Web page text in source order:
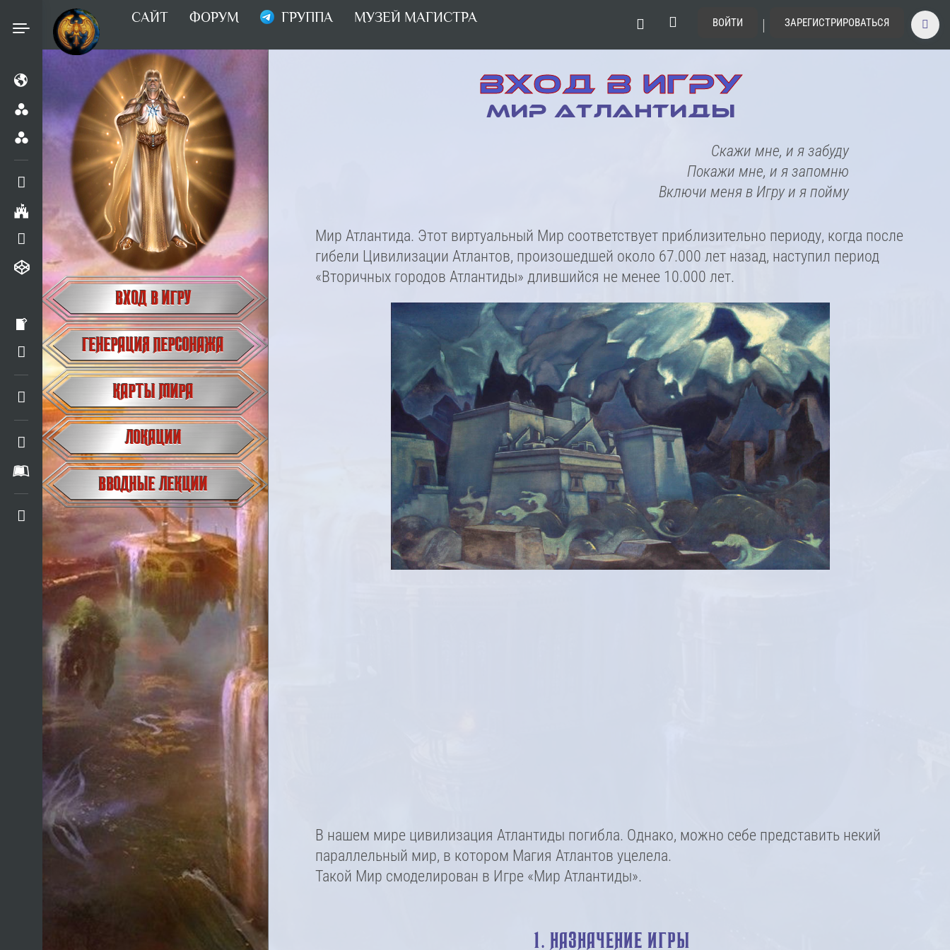
САЙТ ФОРУМ ГРУППА МУЗЕЙ МАГИСТРА ВОЙТИ | ЗАРЕГИСТРИРОВАТЬСЯ
ВХОД В ИГРУ
ГЕНЕРАЦИЯ ПЕРСОНАЖА
КАРТЫ МИРА
ЛОКАЦИИ
ВВОДНЫЕ ЛЕКЦИИ
ВХОД В ИГРУ
МИР АТЛАНТИДЫ
Скажи мне, и я забуду
Покажи мне, и я запомню
Включи меня в Игру и я пойму
Мир Атлантида. Этот виртуальный Мир соответствует приблизительно периоду, когда после
гибели Цивилизации Атлантов, произошедшей около 67.000 лет назад, наступил период
«Вторичных городов Атлантиды» длившийся не менее 10.000 лет.
В нашем мире цивилизация Атлантиды погибла. Однако, можно себе представить некий
параллельный мир, в котором Магия Атлантов уцелела.
Такой Мир смоделирован в Игре «Мир Атлантиды».
1. НАЗНАЧЕНИЕ ИГРЫ